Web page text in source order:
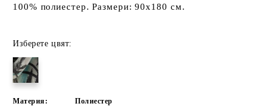
100% полиестер. Размери: 90х180 см.
Изберете цвят:
Материя:
Полиестер